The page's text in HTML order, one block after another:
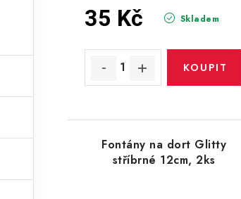
Skladem
35 Kč
Fontány na dort Glitty
stříbrné 12cm, 2ks